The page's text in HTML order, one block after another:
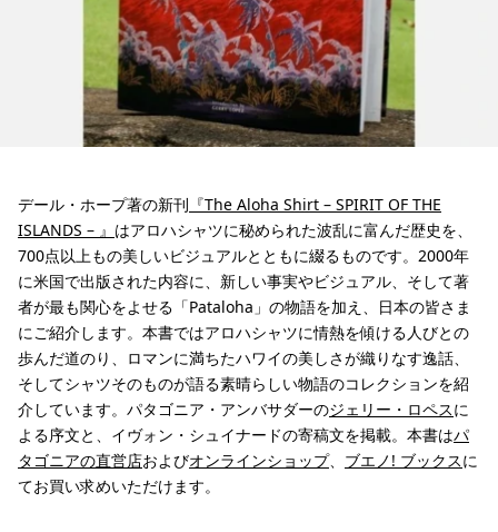
デール・ホープ著の新刊 『The Aloha Shirt – SPIRIT OF THE
ISLANDS – 』 はアロハシャツに秘められた波乱に富んだ歴史を、
700点以上もの美しいビジュアルとともに綴るものです。2000年
に米国で出版された内容に、新しい事実やビジュアル、そして著
者が最も関心をよせる「Pataloha」の物語を加え、日本の皆さま
にご紹介します。本書ではアロハシャツに情熱を傾ける人びとの
歩んだ道のり、ロマンに満ちたハワイの美しさが織りなす逸話、
そしてシャツそのものが語る素晴らしい物語のコレクションを紹
介しています。パタゴニア・アンバサダーのジェリー・ロペスに
よる序文と、イヴォン・シュイナードの寄稿文を掲載。本書はパ
タゴニアの直営店およびオンラインショップ、 ブエノ! ブックスに
てお買い求めいただけます。